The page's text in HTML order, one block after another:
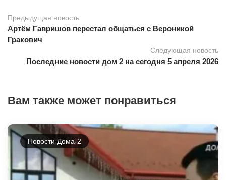
Предыдущая новость
Артём Гавришов перестал общаться с Вероникой
Гракович
Следующая новость
Последние новости дом 2 на сегодня 5 апреля 2026
Вам также может понравиться
Новости Дома-2